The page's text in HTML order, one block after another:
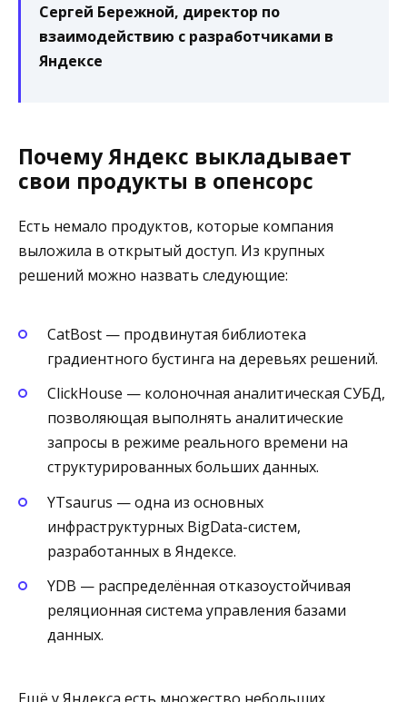
Сергей Бережной, директор по
взаимодействию с разработчиками в
Яндексе
Почему Яндекс выкладывает
свои продукты в опенсорс
Есть немало продуктов, которые компания
выложила в открытый доступ. Из крупных
решений можно назвать следующие:
CatBost — продвинутая библиотека
градиентного бустинга на деревьях решений.
ClickHouse — колоночная аналитическая СУБД,
позволяющая выполнять аналитические
запросы в режиме реального времени на
структурированных больших данных.
YTsaurus — одна из основных
инфраструктурных BigData-систем,
разработанных в Яндексе.
YDB — распределённая отказоустойчивая
реляционная система управления базами
данных.